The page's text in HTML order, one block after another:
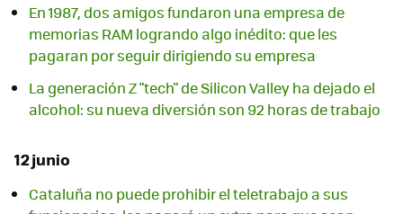
En 1987, dos amigos fundaron una empresa de
memorias RAM logrando algo inédito: que les
pagaran por seguir dirigiendo su empresa
La generación Z "tech" de Silicon Valley ha dejado el
alcohol: su nueva diversión son 92 horas de trabajo
12 junio
Cataluña no puede prohibir el teletrabajo a sus